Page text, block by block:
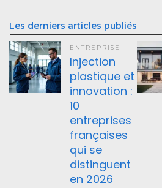
Les derniers articles publiés
ENTREPRISE
Injection
plastique et
innovation :
10
entreprises
françaises
qui se
distinguent
en 2026